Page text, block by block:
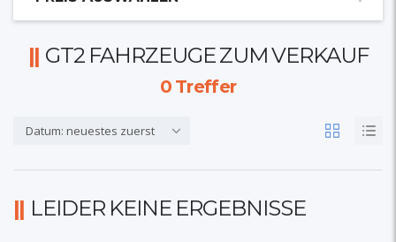
GT2 FAHRZEUGE ZUM VERKAUF
0Treffer
Datum: neuestes zuerst
LEIDER KEINE ERGEBNISSE